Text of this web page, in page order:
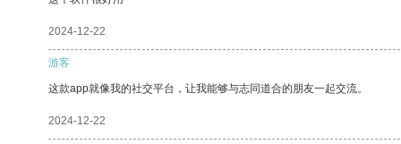
2024-12-22
游客
这款app就像我的社交平台，让我能够与志同道合的朋友一起交流。
2024-12-22